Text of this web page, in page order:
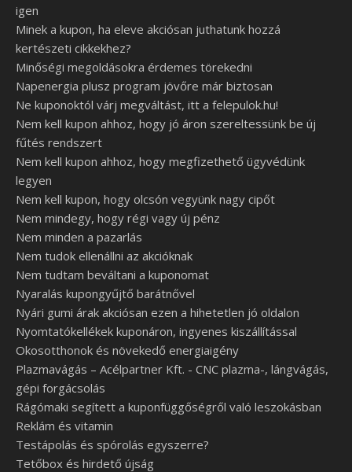
igen
Minek a kupon, ha eleve akciósan juthatunk hozzá
kertészeti cikkekhez?
Minőségi megoldásokra érdemes törekedni
Napenergia plusz program jövőre már biztosan
Ne kuponoktól várj megváltást, itt a felepulok.hu!
Nem kell kupon ahhoz, hogy jó áron szereltessünk be új
fűtés rendszert
Nem kell kupon ahhoz, hogy megfizethető ügyvédünk
legyen
Nem kell kupon, hogy olcsón vegyünk nagy cipőt
Nem mindegy, hogy régi vagy új pénz
Nem minden a pazarlás
Nem tudok ellenállni az akcióknak
Nem tudtam beváltani a kuponomat
Nyaralás kupongyűjtő barátnővel
Nyári gumi árak akciósan ezen a hihetetlen jó oldalon
Nyomtatókellékek kuponáron, ingyenes kiszállítással
Okosotthonok és növekedő energiaigény
Plazmavágás – Acélpartner Kft. - CNC plazma-, lángvágás,
gépi forgácsolás
Rágómaki segített a kuponfüggőségről való leszokásban
Reklám és vitamin
Testápolás és spórolás egyszerre?
Tetőbox és hirdető újság